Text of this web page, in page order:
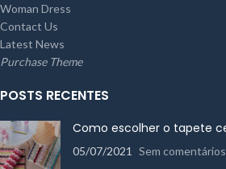
Woman Dress
Contact Us
Latest News
Purchase Theme
POSTS RECENTES
Como escolher o tapete
05/07/2021 Sem comentários